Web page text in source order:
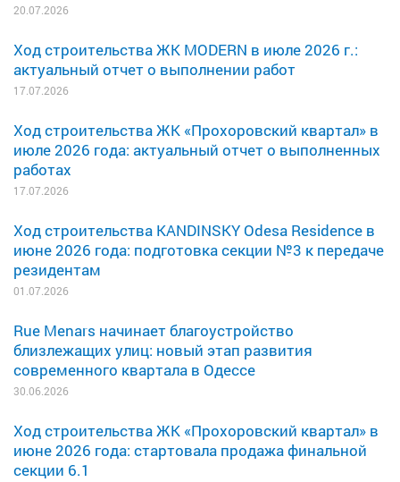
20.07.2026
Ход строительства ЖК MODERN в июле 2026 г.:
актуальный отчет о выполнении работ
17.07.2026
Ход строительства ЖК «Прохоровский квартал» в
июле 2026 года: актуальный отчет о выполненных
работах
17.07.2026
Ход строительства KANDINSKY Odesa Residence в
июне 2026 года: подготовка секции №3 к передаче
резидентам
01.07.2026
Rue Menars начинает благоустройство
близлежащих улиц: новый этап развития
современного квартала в Одессе
30.06.2026
Ход строительства ЖК «Прохоровский квартал» в
июне 2026 года: стартовала продажа финальной
секции 6.1